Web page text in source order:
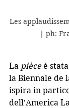
Les
| ph:
La pièce è
la Biennale de
ispira in
dell’America